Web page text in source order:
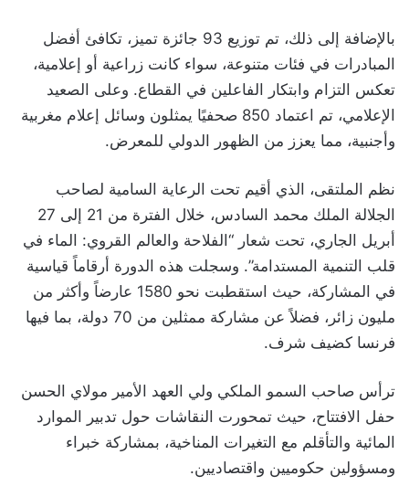
بالإضافة إلى ذلك، تم توزيع 93 جائزة تميز، تكافئ أفضل
المبادرات في فئات متنوعة، سواء كانت زراعية أو إعلامية،
تعكس التزام وابتكار الفاعلين في القطاع. وعلى الصعيد
الإعلامي، تم اعتماد 850 صحفيًا يمثلون وسائل إعلام مغربية
وأجنبية، مما يعزز من الظهور الدولي للمعرض.
نظم الملتقى، الذي أقيم تحت الرعاية السامية لصاحب
الجلالة الملك محمد السادس، خلال الفترة من 21 إلى 27
أبريل الجاري، تحت شعار “الفلاحة والعالم القروي: الماء في
قلب التنمية المستدامة”. وسجلت هذه الدورة أرقاماً قياسية
في المشاركة، حيث استقطبت نحو 1580 عارضاً وأكثر من
مليون زائر، فضلاً عن مشاركة ممثلين من 70 دولة، بما فيها
فرنسا كضيف شرف.
ترأس صاحب السمو الملكي ولي العهد الأمير مولاي الحسن
حفل الافتتاح، حيث تمحورت النقاشات حول تدبير الموارد
المائية والتأقلم مع التغيرات المناخية، بمشاركة خبراء
ومسؤولين حكوميين واقتصاديين.